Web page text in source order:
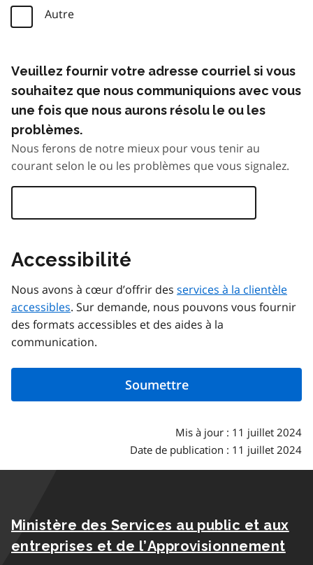
Autre
Veuillez fournir votre adresse courriel si vous
souhaitez que nous communiquions avec vous
une fois que nous aurons résolu le ou les
problèmes.
Nous ferons de notre mieux pour vous tenir au
courant selon le ou les problèmes que vous signalez.
Accessibilité
Nous avons à cœur d’offrir des services à la clientèle
accessibles. Sur demande, nous pouvons vous fournir
des formats accessibles et des aides à la
communication.
Mis à jour : 11 juillet 2024
Date de publication : 11 juillet 2024
Ministère des Services au public et aux
entreprises et de l’Approvisionnement